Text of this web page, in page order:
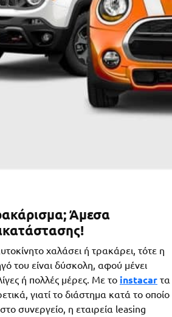
Άμεσα
χαλάσει ή τρακάρει, τότε η
του είναι δύσκολη, αφού μένει
ή πολλές μέρες. Με το instacar τα
γιατί το διάστημα κατά το οποίο
συνεργείο, η εταιρεία leasing